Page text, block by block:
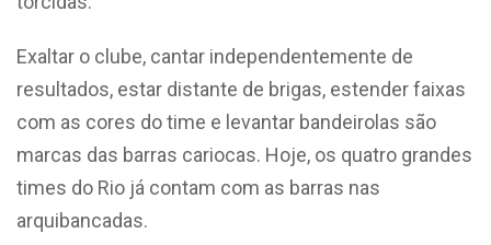
Exaltar o clube, cantar independentemente de
resultados, estar distante de brigas, estender faixas
com as cores do time e levantar bandeirolas são
marcas das barras cariocas. Hoje, os quatro grandes
times do Rio já contam com as barras nas
arquibancadas.